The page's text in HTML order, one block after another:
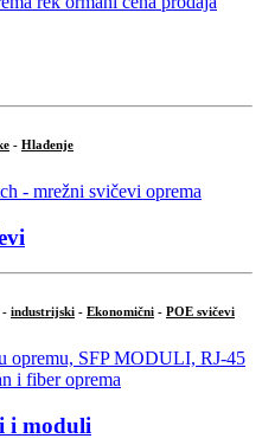
- Hlađenje
- industrijski - Ekonomični - POE svičevi
i moduli